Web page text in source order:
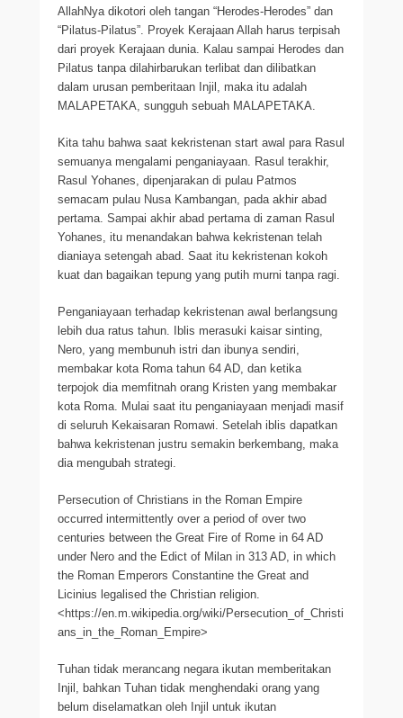
AllahNya dikotori oleh tangan “Herodes-Herodes” dan
“Pilatus-Pilatus”. Proyek Kerajaan Allah harus terpisah
dari proyek Kerajaan dunia. Kalau sampai Herodes dan
Pilatus tanpa dilahirbarukan terlibat dan dilibatkan
dalam urusan pemberitaan Injil, maka itu adalah
MALAPETAKA, sungguh sebuah MALAPETAKA.
Kita tahu bahwa saat kekristenan start awal para Rasul
semuanya mengalami penganiayaan. Rasul terakhir,
Rasul Yohanes, dipenjarakan di pulau Patmos
semacam pulau Nusa Kambangan, pada akhir abad
pertama. Sampai akhir abad pertama di zaman Rasul
Yohanes, itu menandakan bahwa kekristenan telah
dianiaya setengah abad. Saat itu kekristenan kokoh
kuat dan bagaikan tepung yang putih murni tanpa ragi.
Penganiayaan terhadap kekristenan awal berlangsung
lebih dua ratus tahun. Iblis merasuki kaisar sinting,
Nero, yang membunuh istri dan ibunya sendiri,
membakar kota Roma tahun 64 AD, dan ketika
terpojok dia memfitnah orang Kristen yang membakar
kota Roma. Mulai saat itu penganiayaan menjadi masif
di seluruh Kekaisaran Romawi. Setelah iblis dapatkan
bahwa kekristenan justru semakin berkembang, maka
dia mengubah strategi.
Persecution of Christians in the Roman Empire
occurred intermittently over a period of over two
centuries between the Great Fire of Rome in 64 AD
under Nero and the Edict of Milan in 313 AD, in which
the Roman Emperors Constantine the Great and
Licinius legalised the Christian religion.
<https://en.m.wikipedia.org/wiki/Persecution_of_Christi
ans_in_the_Roman_Empire>
Tuhan tidak merancang negara ikutan memberitakan
Injil, bahkan Tuhan tidak menghendaki orang yang
belum diselamatkan oleh Injil untuk ikutan